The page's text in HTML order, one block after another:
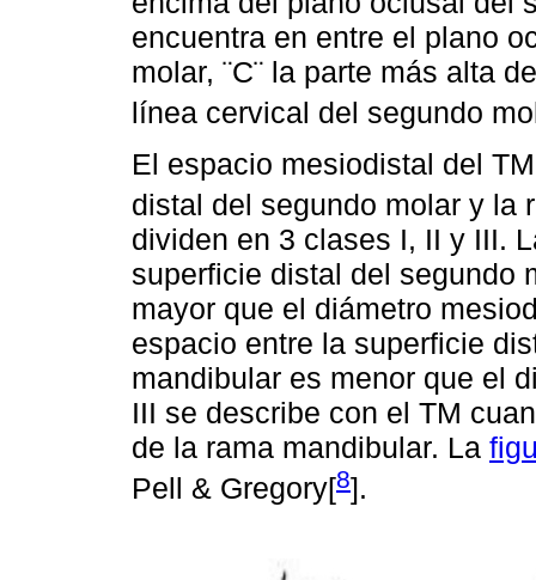
encuentra en entre el plano
molar, ¨C¨ la parte más alta
línea cervical del segundo
El espacio mesiodistal del
distal del segundo molar y la
dividen en 3 clases I, II y III.
superficie distal del segundo
mayor que el diámetro
espacio entre la superficie
mandibular es menor que el
III se describe con el TM
de la rama mandibular. La
Pell & Gregory[8].